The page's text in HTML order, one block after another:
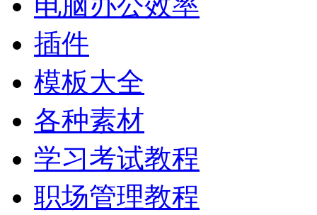
插件
模板大全
各种素材
学习考试教程
职场管理教程